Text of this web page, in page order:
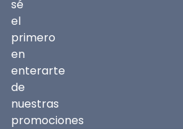
sé
el
primero
en
enterarte
de
nuestras
promociones